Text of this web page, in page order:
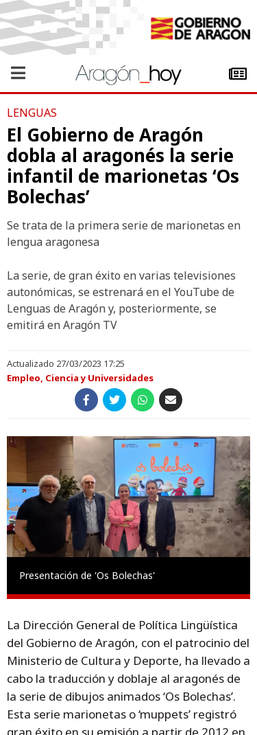
LENGUAS
El Gobierno de Aragón
dobla al aragonés la serie
infantil de marionetas ‘Os
Bolechas’
Se trata de la primera serie de marionetas en
lengua aragonesa
La serie, de gran éxito en varias televisiones
autonómicas, se estrenará en el YouTube de
Lenguas de Aragón y, posteriormente, se
emitirá en Aragón TV
Actualizado 27/03/2023 17:25
Empleo, Ciencia y Universidades
Presentación de 'Os Bolechas'
La Dirección General de Política Lingüística
del Gobierno de Aragón, con el patrocinio del
Ministerio de Cultura y Deporte, ha llevado a
cabo la traducción y doblaje al aragonés de
la serie de dibujos animados ‘Os Bolechas’.
Esta serie marionetas o ‘muppets’ registró